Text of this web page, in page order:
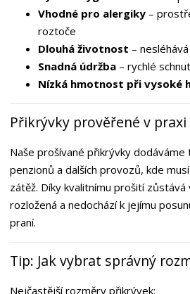
Vhodné pro alergiky –
roztoče
Dlouhá životnost –
Snadná údržba – rychlé
Nízká hmotnost při vysoké
Přikrývky prověřené v praxi
Naše prošívané přikrývky dodáváme
penzionů a dalších provozů, kde
zátěž. Díky kvalitnímu prošití
rozložená a nedochází k jejímu
praní.
Tip: Jak vybrat správný
Nejčastější rozměry přikrývek: